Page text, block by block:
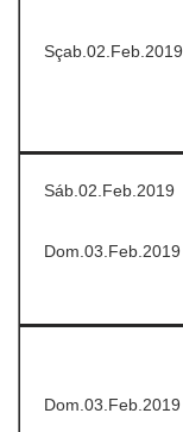
Sçab.02.Feb.2019
Sáb.02.Feb.2019
Dom.03.Feb.2019
Dom.03.Feb.2019